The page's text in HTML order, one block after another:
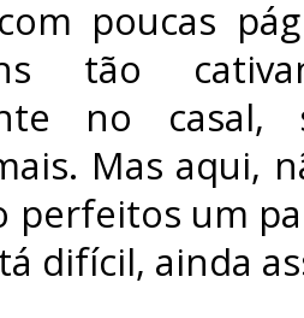
poucas
tão
no
Mas aqui,
perfeitos um
difícil, ainda